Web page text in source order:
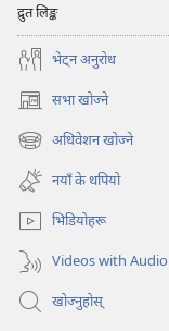
द्रुत लिङ्क
भेट्‌न अनुरोध
सभा खोज्ने
(ब्राउजरको
अर्को
ट्याबमा
नयाँ
पृष्ठ
खुल्नेछ)
अधिवेशन खोज्ने
(ब्राउजरको
अर्को
ट्याबमा
नयाँ
पृष्ठ
खुल्नेछ)
नयाँ के थपियो
भिडियोहरू
Videos with
खोज्नुहोस्‌